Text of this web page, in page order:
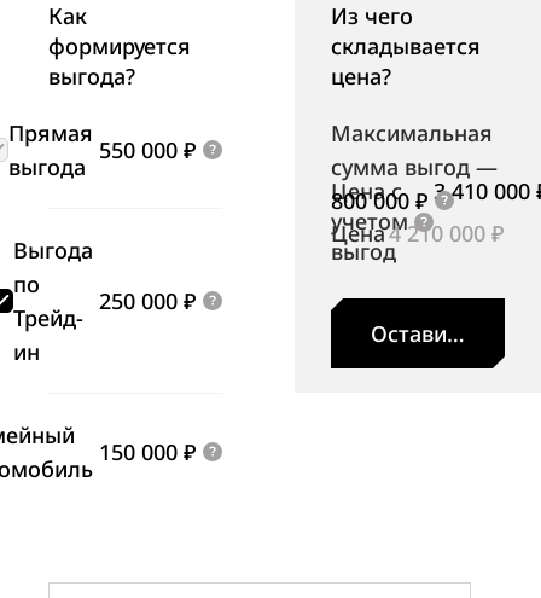
Как
формируется
выгода?
550 000 ₽
Прямая
выгода
250 000 ₽
Выгода
по
Трейд-
ин
150 000 ₽
Из чего
складывается
цена?
Максимальная
сумма выгод —
800 000 ₽
Цена с
учетом
выгод
3 410 000
Цена4 210 000 ₽
Оставить